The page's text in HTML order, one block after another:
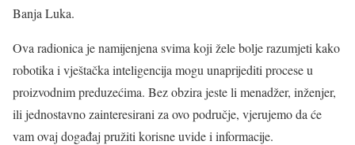
Banja Luka.
Ova radionica je namijenjena svima koji žele bolje razumjeti kako
robotika i vještačka inteligencija mogu unaprijediti procese u
proizvodnim preduzećima. Bez obzira jeste li menadžer, inženjer,
ili jednostavno zainteresirani za ovo područje, vjerujemo da će
vam ovaj događaj pružiti korisne uvide i informacije.